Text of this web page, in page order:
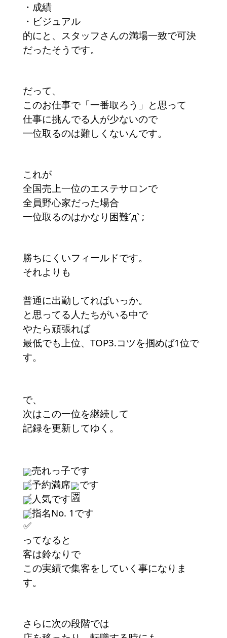
・成績
・ビジュアル
的にと、スタッフさんの満場一致で可決
だったそうです。
だって、
このお仕事で「一番取ろう」と思って
仕事に挑んでる人が少ないので
一位取るのは難しくないんです。
これが
全国売上一位のエステサロンで
全員野心家だった場合
一位取るのはかなり困難´д` ;
勝ちにくいフィールドです。
それよりも
普通に出勤してればいっか。
と思ってる人たちがいる中で
やたら頑張れば
最低でも上位、TOP3.コツを掴めば1位で
す。
で、
次はこの一位を継続して
記録を更新してゆく。
売れっ子です
予約満席
です
人気です
指名No. 1です
ってなると
客は鈴なりで
この実績で集客をしていく事になりま
す。
さらに次の段階では